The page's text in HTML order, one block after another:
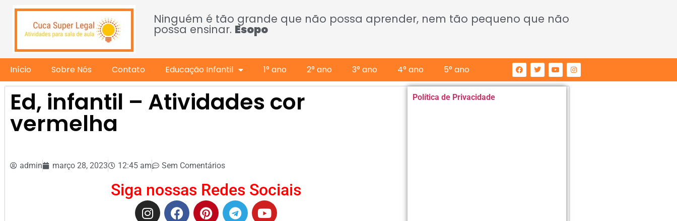
Ninguém é tão grande que não possa aprender, nem tão pequeno que não
possa ensinar. Esopo
Início Sobre Nós Contato Educação Infantil 1° ano 2° ano 3° ano 4° ano 5° ano
Ed, infantil – Atividades cor
vermelha
admin março 28, 2023 12:45 am Sem Comentários
Siga nossas Redes Sociais
Política de Privacidade